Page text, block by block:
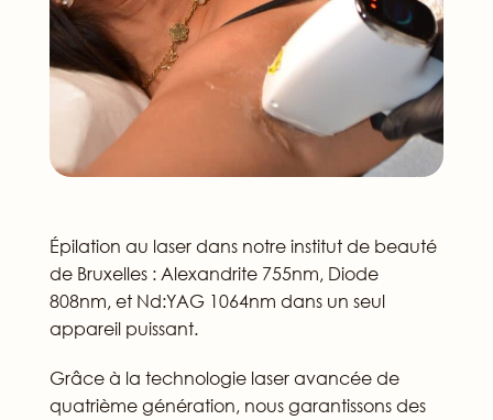
Épilation au laser dans notre institut de beauté
de Bruxelles : Alexandrite 755nm, Diode
808nm, et Nd:YAG 1064nm dans un seul
appareil puissant.
Grâce à la technologie laser avancée de
quatrième génération, nous garantissons des